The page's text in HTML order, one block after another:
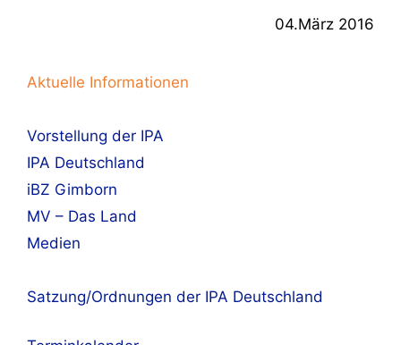
04.März 2016
Aktuelle Informationen
Vorstellung der IPA
IPA Deutschland
iBZ Gimborn
MV – Das Land
Medien
Satzung/Ordnungen der IPA Deutschland